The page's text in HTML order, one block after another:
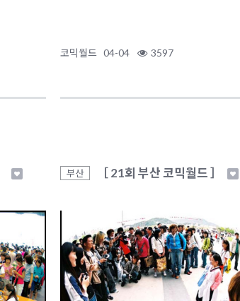
코믹월드 04-04 3597
부산 ［ 21회 부산 코믹월드 ］